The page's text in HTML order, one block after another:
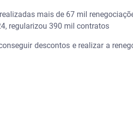
mais de 67 mil
regularizou 390 mil contratos
descontos e realizar a